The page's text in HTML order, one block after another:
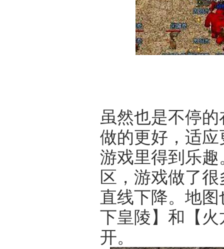
虽然也是不停
做的更好，适
游戏里得到乐
区，游戏做了
直线下降。地
下皇陵】和【
开。